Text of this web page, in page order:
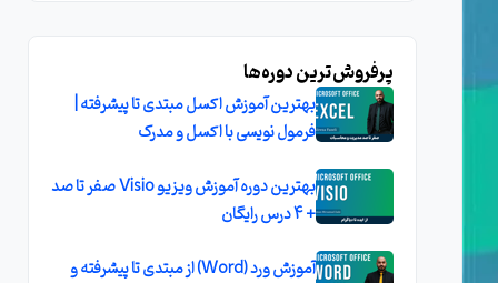
پرفروش‌ترین دوره‌ها
بهترین آموزش اکسل مبتدی تا پیشرفته |
فرمول نویسی با اکسل و مدرک
بهترین دوره آموزش ویزیو Visio صفر تا صد
+ 4 درس رایگان
آموزش ورد (Word) از مبتدی تا پیشرفته و